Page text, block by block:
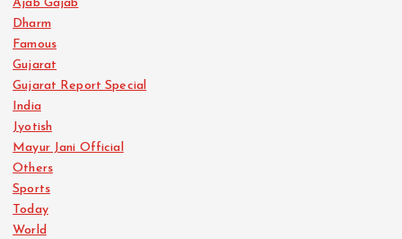
Ajab Gajab
Dharm
Famous
Gujarat
Gujarat Report Special
India
Jyotish
Mayur Jani Official
Others
Sports
Today
World